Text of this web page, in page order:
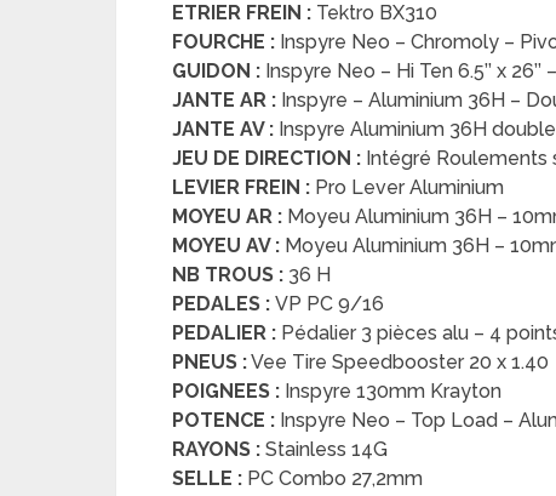
ETRIER FREIN : Tektro BX310
FOURCHE : Inspyre Neo – Chromoly –
GUIDON : Inspyre Neo – Hi Ten 6.5’’ x 26’’
JANTE AR : Inspyre – Aluminium 36H –
JANTE AV : Inspyre Aluminium 36H
JEU DE DIRECTION : Intégré Roulements
LEVIER FREIN : Pro Lever Aluminium
MOYEU AR : Moyeu Aluminium 36H –
MOYEU AV : Moyeu Aluminium 36H –
NB TROUS : 36 H
PEDALES : VP PC 9/16
PEDALIER : Pédalier 3 pièces alu – 4
PNEUS :Vee Tire Speedbooster 20 x 1.40
POIGNEES : Inspyre 130mm Krayton
POTENCE : Inspyre Neo – Top Load –
RAYONS : Stainless 14G
SELLE : PC Combo 27,2mm